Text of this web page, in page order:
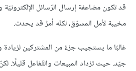
قد تكون مضاعفة إرسال الرّسائل
مخيبة لأمل المسوّق، لكنّه أمرٌ قد يحدث.
غالبًا ما يستجيب جزءٌ من المشتركين لزيادة
جيّد. حيث تزداد المبيعات والتّفاعل قليلًا.